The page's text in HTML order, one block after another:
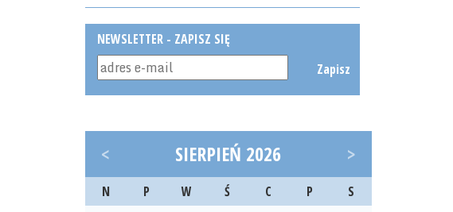
NEWSLETTER - ZAPISZ SIĘ
Zapisz
< SIERPIEŃ 2026 >
N P W Ś C P S